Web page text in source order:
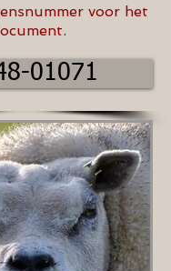
voor het
01071